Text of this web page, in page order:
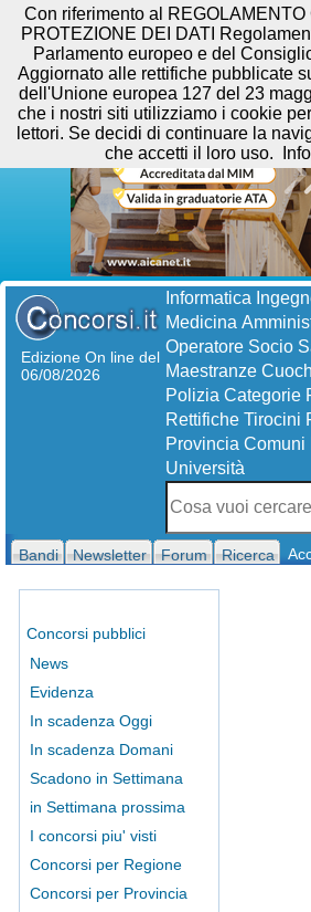
Edizione On line del
06/08/2026
Informatica
Medicina
Operatore Socio
Maestranze
Polizia Categorie
Rettifiche Tirocini
Provincia Comuni
Università
Bandi Newsletter Forum Ricerca
Concorsi pubblici
News
Evidenza
In scadenza Oggi
In scadenza Domani
Scadono in Settimana
in Settimana prossima
I concorsi piu' visti
Concorsi per Regione
Concorsi per Provincia
Con riferimento al
PROTEZIONE DEI DATI
Parlamento europeo e del
Aggiornato alle rettifiche pubblicate
dell'Unione europea 127 del 23
che i nostri siti utilizziamo i cookie
lettori. Se decidi di continuare la
che accetti il loro uso.
Info